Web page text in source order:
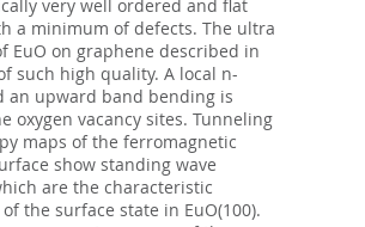
very well ordered and flat
a minimum of defects. The ultra
EuO on graphene described in
such high quality. A local n-
an upward band bending is
oxygen vacancy sites. Tunneling
maps of the ferromagnetic
show standing wave
are the characteristic
the surface state in EuO(100).